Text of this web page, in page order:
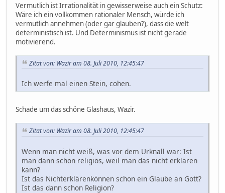
Vermutlich ist Irrationalität in gewisserweise auch ein Schutz:
Wäre ich ein vollkommen rationaler Mensch, würde ich
vermutlich annehmen (oder gar glauben?), dass die welt
deterministisch ist. Und Determinismus ist nicht gerade
motivierend.
Zitat von: Wazir am 08. Juli 2010, 12:45:47
Ich werfe mal einen Stein, cohen.
Schade um das schöne Glashaus, Wazir.
Zitat von: Wazir am 08. Juli 2010, 12:45:47
Wenn man nicht weiß, was vor dem Urknall war: Ist
man dann schon religiös, weil man das nicht erklären
kann?
Ist das Nichterklärenkönnen schon ein Glaube an Gott?
Ist das dann schon Religion?